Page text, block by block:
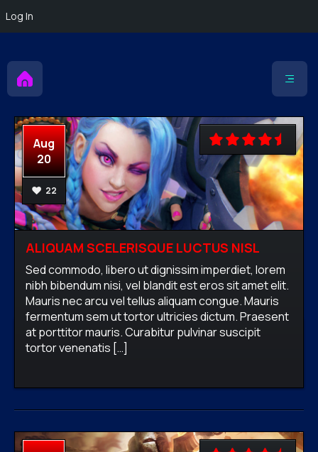
Log In
Toggle
navigation
Aug
20
22
ALIQUAM SCELERISQUE LUCTUS NISL
Sed commodo, libero ut dignissim imperdiet, lorem
nibh bibendum nisi, vel blandit est eros sit amet elit.
Mauris nec arcu vel tellus aliquam congue. Mauris
fermentum sem ut tortor ultricies dictum. Praesent
at porttitor mauris. Curabitur pulvinar suscipit
tortor venenatis […]
firewavadmin
No comments